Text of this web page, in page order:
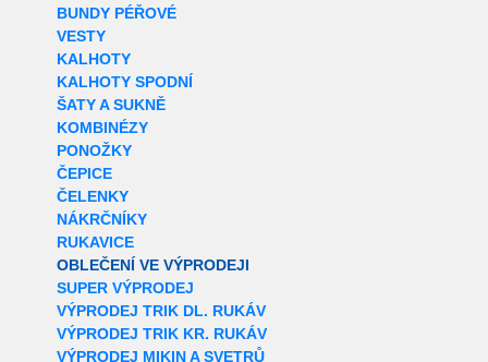
BUNDY PÉŘOVÉ
VESTY
KALHOTY
KALHOTY SPODNÍ
ŠATY A SUKNĚ
KOMBINÉZY
PONOŽKY
ČEPICE
ČELENKY
NÁKRČNÍKY
RUKAVICE
OBLEČENÍ VE VÝPRODEJI
SUPER VÝPRODEJ
VÝPRODEJ TRIK DL. RUKÁV
VÝPRODEJ TRIK KR. RUKÁV
VÝPRODEJ MIKIN A SVETRŮ